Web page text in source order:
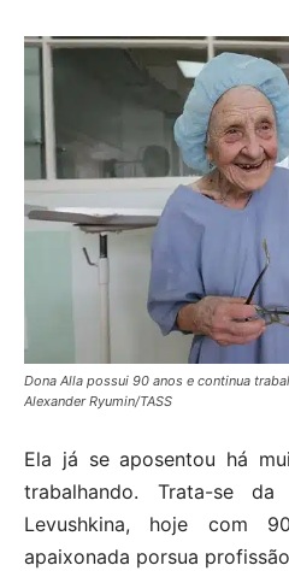
Dona Alla possui 90 anos e continua
Alexander Ryumin/TASS
Ela já se aposentou há
trabalhando. Trata-se
Levushkina, hoje com
apaixonada porsua